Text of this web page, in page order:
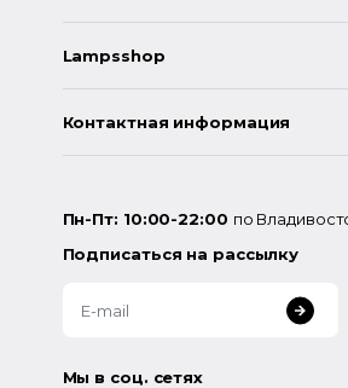
Lampsshop
Контактная информация
Пн-Пт: 10:00-22:00 по
Подписаться на рассылку
Мы в соц. сетях